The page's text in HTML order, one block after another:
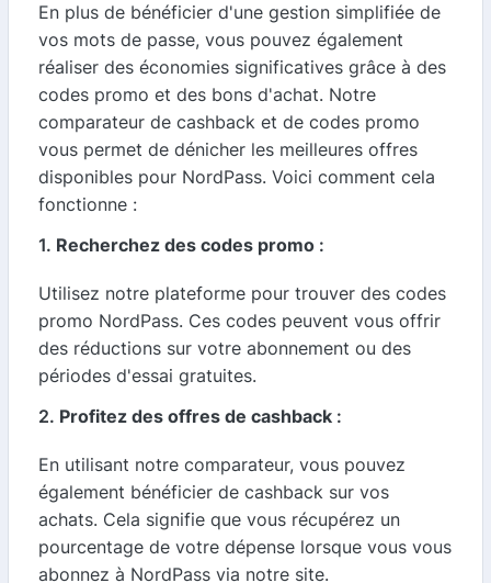
En plus de bénéficier d'une gestion simplifiée de
vos mots de passe, vous pouvez également
réaliser des économies significatives grâce à des
codes promo et des bons d'achat. Notre
comparateur de cashback et de codes promo
vous permet de dénicher les meilleures offres
disponibles pour NordPass. Voici comment cela
fonctionne :
1. Recherchez des codes promo :
Utilisez notre plateforme pour trouver des codes
promo NordPass. Ces codes peuvent vous offrir
des réductions sur votre abonnement ou des
périodes d'essai gratuites.
2. Profitez des offres de cashback :
En utilisant notre comparateur, vous pouvez
également bénéficier de cashback sur vos
achats. Cela signifie que vous récupérez un
pourcentage de votre dépense lorsque vous vous
abonnez à NordPass via notre site.